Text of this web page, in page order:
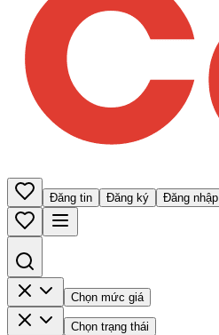
Đăng tin Đăng ký Đăng nhập
Chọn mức giá
Chọn trạng thái